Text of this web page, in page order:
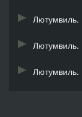
Лютумвиль.
Лютумвиль.
Лютумвиль.